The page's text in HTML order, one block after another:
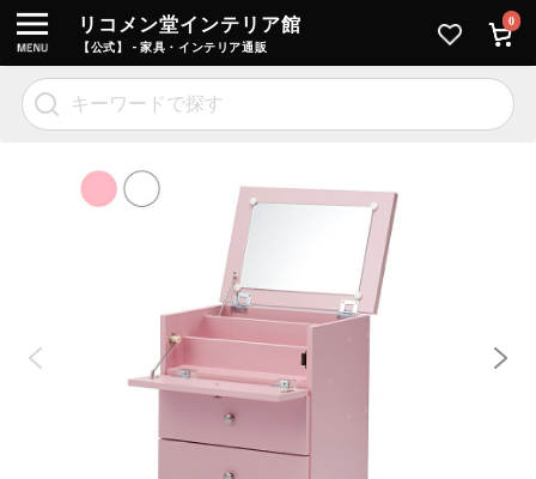
リコメン堂インテリア館
【公式】 - 家具・インテリア通販
0